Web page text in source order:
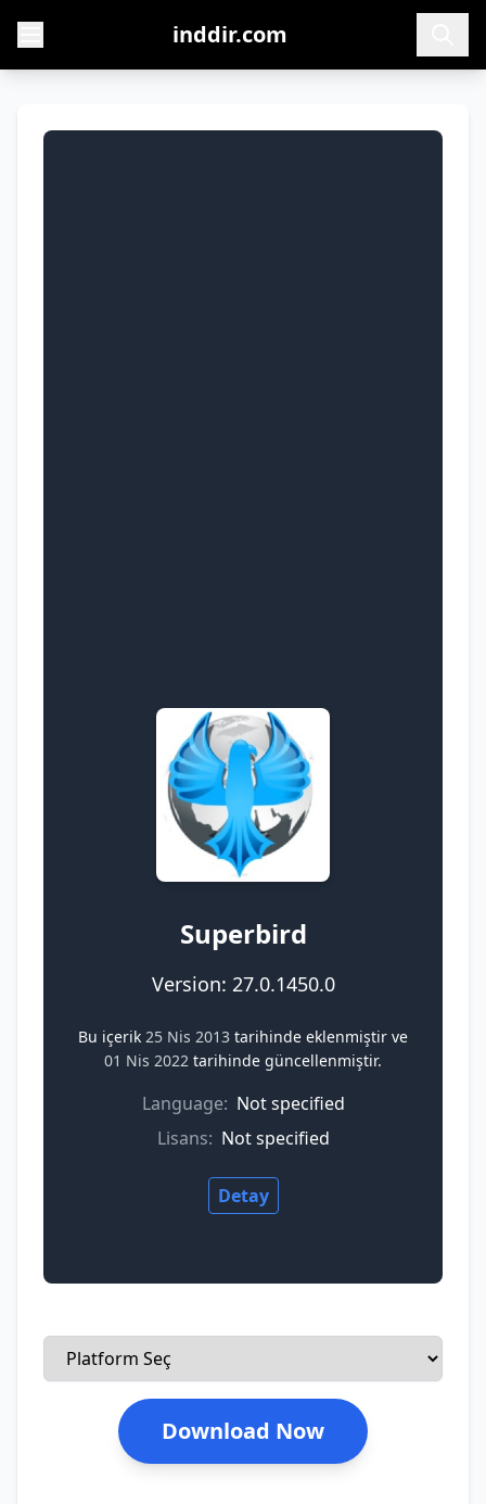
inddir.com
Superbird
Version: 27.0.1450.0
Bu içerik 25 Nis 2013 tarihinde eklenmiştir ve
01 Nis 2022 tarihinde güncellenmiştir.
Language: Not specified
Lisans: Not specified
Detay
Download Now